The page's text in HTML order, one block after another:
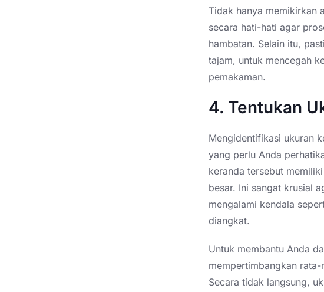
Tidak hanya memikirkan
secara hati-hati agar
hambatan. Selain itu,
tajam, untuk mencegah
pemakaman.
4. Tentukan
Mengidentifikasi ukuran
yang perlu Anda
keranda tersebut
besar. Ini sangat krusial
mengalami kendala
diangkat.
Untuk membantu Anda
mempertimbangkan
Secara tidak langsung,